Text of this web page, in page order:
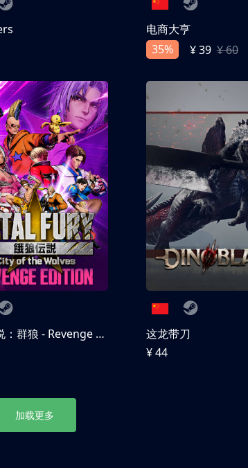
电商大亨
35%
¥ 39 ¥ 60
饿狼传说：群狼 - Revenge Edition
这龙带刀
¥ 44
加载更多